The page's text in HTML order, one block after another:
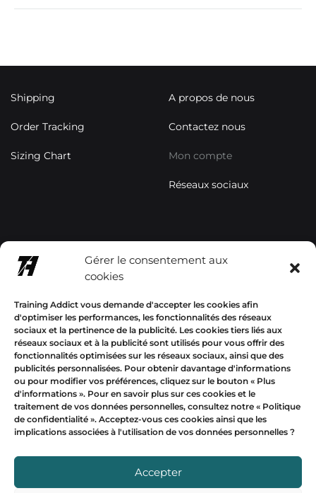
Gérer le consentement aux
cookies
Training Addict vous demande d'accepter les cookies afin
d'optimiser les performances, les fonctionnalités des réseaux
sociaux et la pertinence de la publicité. Les cookies tiers liés aux
réseaux sociaux et à la publicité sont utilisés pour vous offrir des
fonctionnalités optimisées sur les réseaux sociaux, ainsi que des
publicités personnalisées. Pour obtenir davantage d'informations
ou pour modifier vos préférences, cliquez sur le bouton « Plus
d'informations ». Pour en savoir plus sur ces cookies et le
traitement de vos données personnelles, consultez notre « Politique
de confidentialité ». Acceptez-vous ces cookies ainsi que les
implications associées à l'utilisation de vos données personnelles ?
Accepter
Shipping
Order Tracking
Sizing Chart
A propos de nous
Contactez nous
Mon compte
Réseaux sociaux
p.com
Mon compte
Devise
EUR